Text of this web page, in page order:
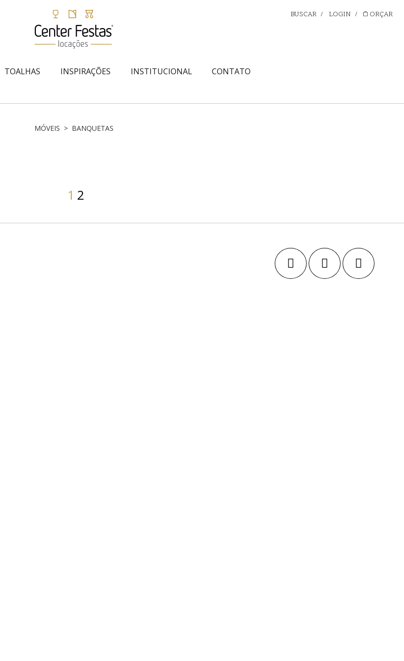
BUSCAR / LOGIN / ORÇAR
TOALHAS INSPIRAÇÕES INSTITUCIONAL CONTATO
MÓVEIS > BANQUETAS
1 2